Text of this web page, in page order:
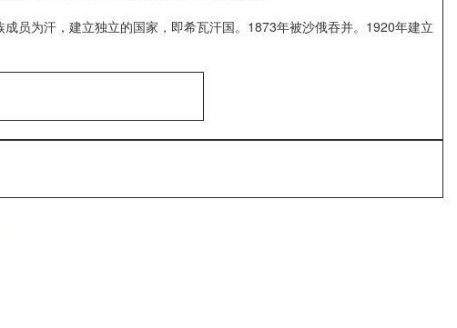
为汗，建立独立的国家，即希瓦汗国。1873年被沙俄吞并。1920年建立